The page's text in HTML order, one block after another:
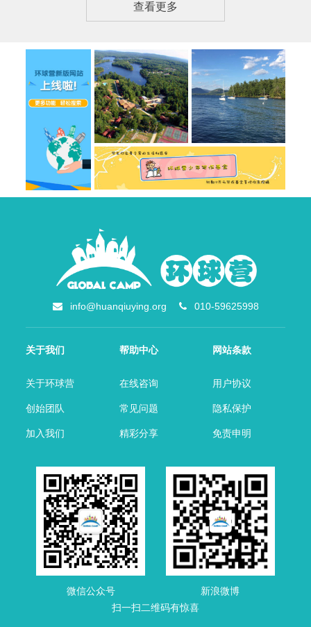
查看更多
info@huanqiuying.org 010-59625998
关于我们
关于环球营
创始团队
加入我们
帮助中心
在线咨询
常见问题
精彩分享
网站条款
用户协议
隐私保护
免责申明
微信公众号
新浪微博
扫一扫二维码有惊喜